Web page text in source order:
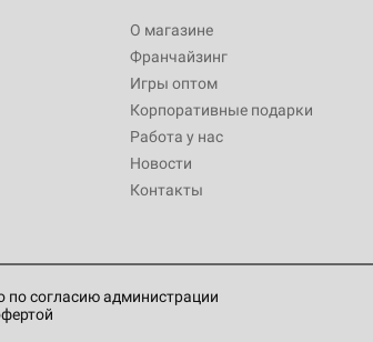
О магазине
Франчайзинг
Игры оптом
Корпоративные подарки
Работа у нас
Новости
Контакты
по согласию администрации
Настольная игра Hobby World
3 490